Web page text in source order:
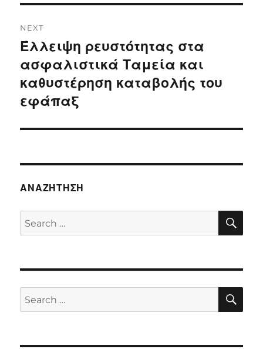
NEXT
Next
post:
Έλλειψη ρευστότητας στα
ασφαλιστικά Ταμεία και
καθυστέρηση καταβολής του
εφάπαξ
ΑΝΑΖΉΤΗΣΗ
Search
for:
Search
for: